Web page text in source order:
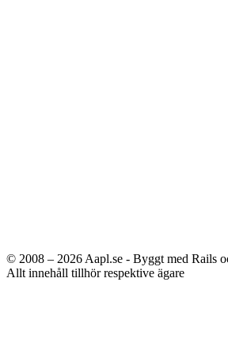
© 2008 – 2026 Aapl.se - Byggt med Rails
Allt innehåll tillhör respektive ägare